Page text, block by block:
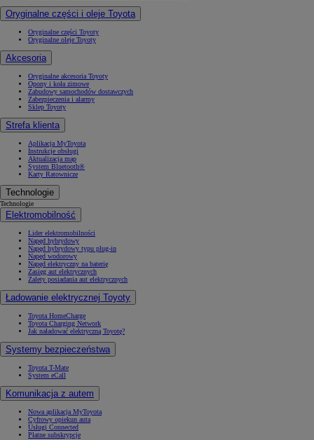
Oryginalne części i oleje Toyota
Oryginalne części Toyoty
Oryginalne oleje Toyoty
Akcesoria
Oryginalne akcesoria Toyoty
Opony i koła zimowe
Zabudowy samochodów dostawczych
Zabezpieczenia i alarmy
Sklep Toyoty
Strefa klienta
Aplikacja MyToyota
Instrukcje obsługi
Aktualizacja map
System Bluetooth®
Karty Ratownicze
Technologie
Technologie
Elektromobilność
Lider elektromobilności
Napęd hybrydowy
Napęd hybrydowy typu plug-in
Napęd wodorowy
Napęd elektryczny na baterię
Zasięg aut elektrycznych
Zalety posiadania aut elektrycznych
Ładowanie elektrycznej Toyoty
Toyota HomeCharge
Toyota Charging Network
Jak naładować elektryczną Toyotę?
Systemy bezpieczeństwa
Toyota T-Mate
System eCall
Komunikacja z autem
Nowa aplikacja MyToyota
Cyfrowy opiekun auta
Usługi Connected
Płatne subskrypcje